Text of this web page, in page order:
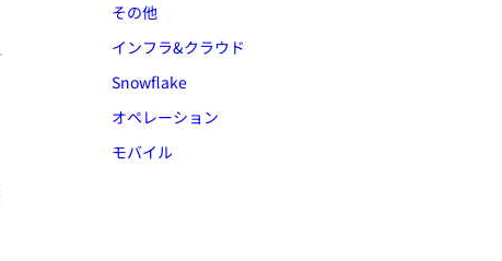
その他
インフラ&クラウド
Snowflake
オペレーション
モバイル